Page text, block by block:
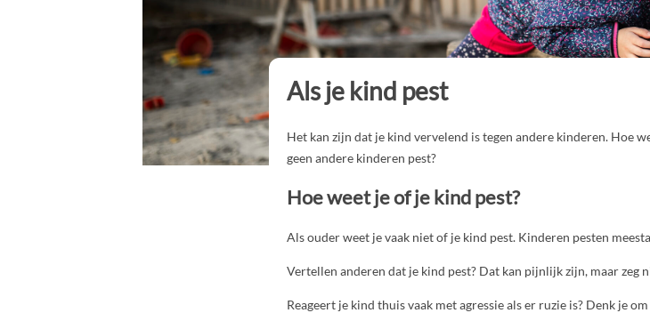
Als je kind pest
Het kan zijn dat je kind vervelend is tegen andere kinderen. Hoe
geen andere kinderen pest?
Hoe weet je of je kind pest?
Als ouder weet je vaak niet of je kind pest. Kinderen pesten
Vertellen anderen dat je kind pest? Dat kan pijnlijk zijn, maar zeg
Reageert je kind thuis vaak met agressie als er ruzie is? Denk je